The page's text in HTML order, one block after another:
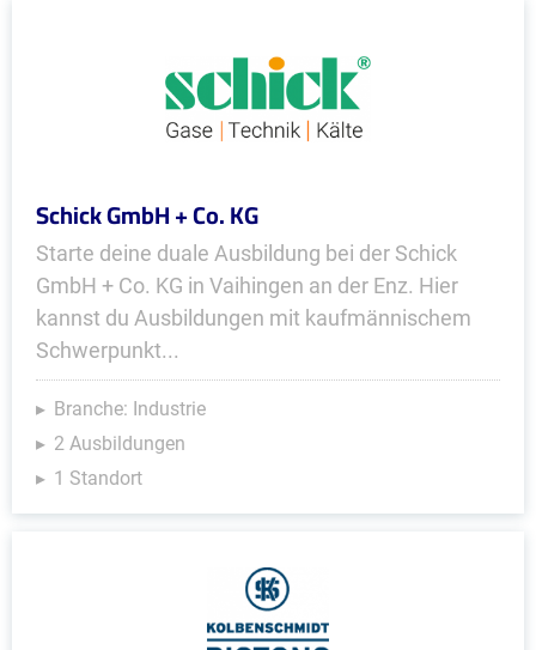
Schick GmbH + Co. KG
Starte deine duale Ausbildung bei der Schick
GmbH + Co. KG in Vaihingen an der Enz. Hier
kannst du Ausbildungen mit kaufmännischem
Schwerpunkt...
Branche: Industrie
2 Ausbildungen
1 Standort